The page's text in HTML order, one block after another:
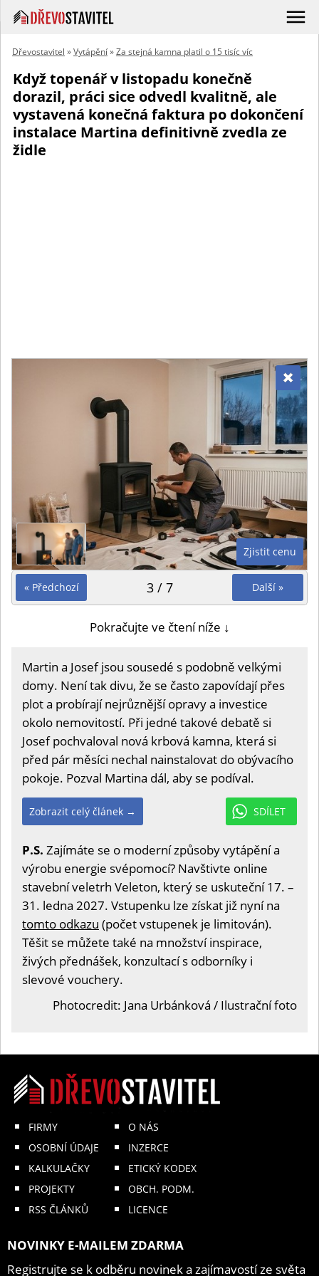
Dřevostavitel »Vytápění»Za stejná kamna platil o 15 tisíc víc
Když topenář v listopadu konečně
dorazil, práci sice odvedl kvalitně, ale
vystavená konečná faktura po dokončení
instalace Martina definitivně zvedla ze
židle
Zjistit cenu
« Předchozí Další »
3 / 7
Pokračujte ve čtení níže ↓
Martin a Josef jsou sousedé s podobně velkými
domy. Není tak divu, že se často zapovídají přes
plot a probírají nejrůznější opravy a investice
okolo nemovitostí. Při jedné takové debatě si
Josef pochvaloval nová krbová kamna, která si
před pár měsíci nechal nainstalovat do obývacího
pokoje. Pozval Martina dál, aby se podíval.
SDÍLET
Zobrazit celý článek →
P.S. Zajímáte se o moderní způsoby vytápění a
výrobu energie svépomocí? Navštivte online
stavební veletrh Veleton, který se uskuteční 17. –
31. ledna 2027. Vstupenku lze získat již nyní na
tomto odkazu (počet vstupenek je limitován).
Těšit se můžete také na množství inspirace,
živých přednášek, konzultací s odborníky i
slevové vouchery.
Photocredit: Jana Urbánková / Ilustrační foto
FIRMY
OSOBNÍ ÚDAJE
KALKULAČKY
PROJEKTY
RSS ČLÁNKŮ
O NÁS
INZERCE
ETICKÝ KODEX
OBCH. PODM.
LICENCE
NOVINKY E-MAILEM ZDARMA
Registrujte se k odběru novinek a zajímavostí ze světa